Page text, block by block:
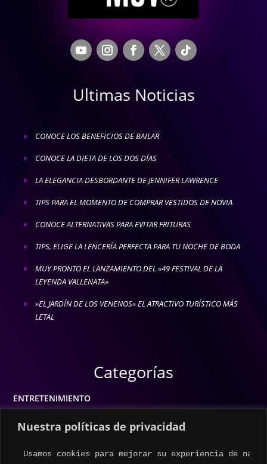
Nuestra políticas de privacidad
Usamos cookies para mejorar su experiencia de
Ultimas Noticias
E CONOCE LOS BENEFICIOS DE BAILAR
E CONOCE LA DIETA DE LOS DOS DÍAS
E LA ELEGANCIA DESBORDANTE DE JENNIFER LAWRENCE
E TIPS PARA EL MOMENTO DE COMPRAR VESTIDOS DE NOVIA
E CONOCE ALTERNATIVAS PARA EVITAR FRITURAS
E TIPS, ELIGE LA LENCERÍA PERFECTA PARA TU NOCHE DE BODA
E
MUY PRONTO EL LANZAMIENTO DEL «49 FESTIVAL DE LA
LEYENDA VALLENATA»
E
»EL JARDÍN DE LOS VENENOS» EL ATRACTIVO TURÍSTICO MÁS
LETAL
Categorías
ENTRETENIMIENTO
ESTILO DE VIDA